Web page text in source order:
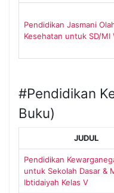
Pendidikan Jasmani
Kesehatan untuk SD/MI
#Pendidikan
Buku)
JUDUL
Pendidikan
untuk Sekolah Dasar &
Ibtidaiyah Kelas V